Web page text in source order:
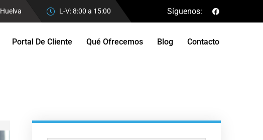
L-V: 8:00 a 15:00 Síguenos:
Portal De Cliente Qué Ofrecemos Blog Contacto